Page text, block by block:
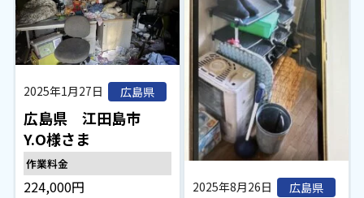
2025年1月27日 広島県
広島県 江田島市
Y.O様さま
作業料金
224,000円 2025年8月26日 広島県